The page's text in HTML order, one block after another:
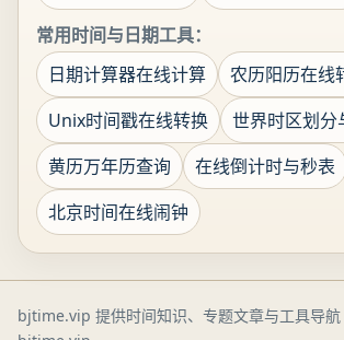
常用时间与日期工具：
日期计算器在线计算
农历阳历在线
Unix时间戳在线转换
世界时区划分
黄历万年历查询
在线倒计时与秒表
北京时间在线闹钟
bjtime.vip 提供时间知识、专题文章与工具导航